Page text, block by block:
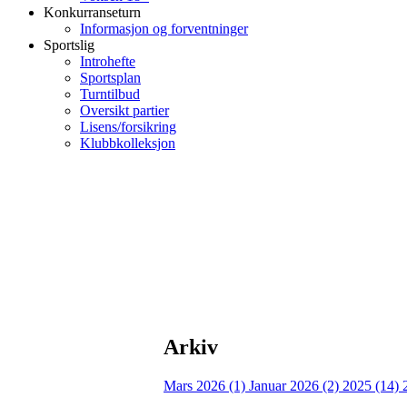
Konkurranseturn
Informasjon og forventninger
Sportslig
Introhefte
Sportsplan
Turntilbud
Oversikt partier
Lisens/forsikring
Klubbkolleksjon
Arkiv
Mars 2026 (1) Januar 2026 (2) 2025 (14)